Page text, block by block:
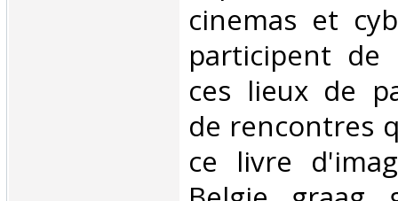
cinemas et
participent de
ces lieux de
de rencontres
ce livre